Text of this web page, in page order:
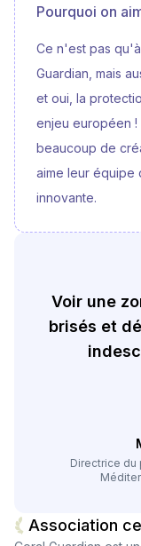
Pourquoi on
Ce n'est pas
Guardian, mais
et oui, la
enjeu européen !
beaucoup de
aime leur équipe
innovante.
Voir une
brisés et
Directrice du
Association